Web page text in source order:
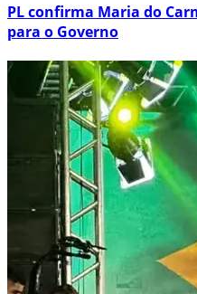
PL confirma Maria do
para o Governo